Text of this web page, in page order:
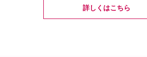
詳しくはこちら